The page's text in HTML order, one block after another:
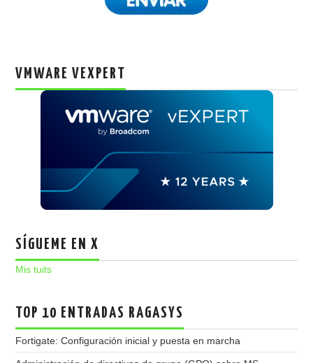
VMWARE VEXPERT
SÍGUEME EN X
Mis tuits
TOP 10 ENTRADAS RAGASYS
Fortigate: Configuración inicial y puesta en marcha